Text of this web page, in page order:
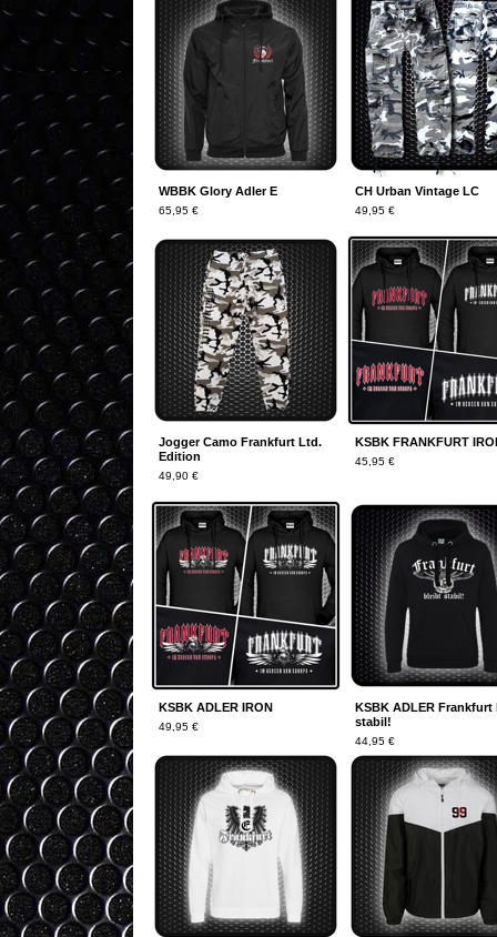
WBBK Glory Adler E
65,95 €
CH Urban Vintage LC
49,95 €
Jogger Camo Frankfurt Ltd.
Edition
49,90 €
KSBK FRANKFURT
45,95 €
KSBK ADLER IRON
49,95 €
KSBK ADLER Frankfurt
stabil!
44,95 €